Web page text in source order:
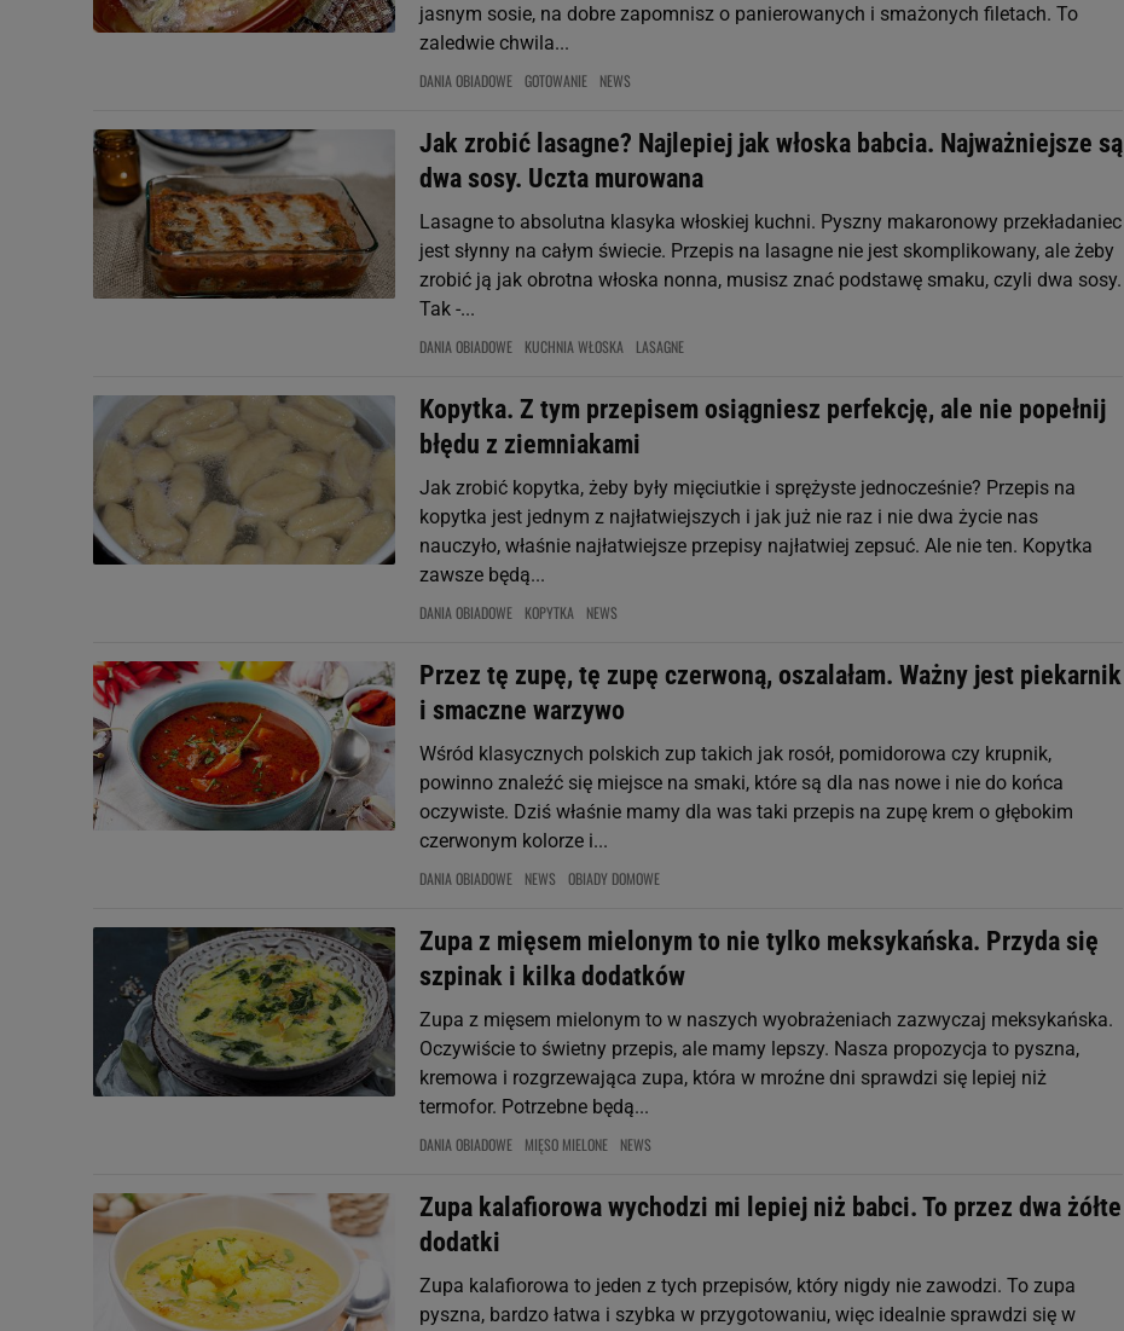
jasnym sosie, na dobre zapomnisz o panierowanych i smażonych filetach. To
zaledwie chwila...
DANIA OBIADOWE GOTOWANIE NEWS
Jak zrobić lasagne? Najlepiej jak włoska babcia. Najważniejsze są
dwa sosy. Uczta murowana
Lasagne to absolutna klasyka włoskiej kuchni. Pyszny makaronowy przekładaniec
jest słynny na całym świecie. Przepis na lasagne nie jest skomplikowany, ale żeby
zrobić ją jak obrotna włoska nonna, musisz znać podstawę smaku, czyli dwa sosy.
Tak -...
DANIA OBIADOWE KUCHNIA WŁOSKA LASAGNE
Kopytka. Z tym przepisem osiągniesz perfekcję, ale nie popełnij
błędu z ziemniakami
Jak zrobić kopytka, żeby były mięciutkie i sprężyste jednocześnie? Przepis na
kopytka jest jednym z najłatwiejszych i jak już nie raz i nie dwa życie nas
nauczyło, właśnie najłatwiejsze przepisy najłatwiej zepsuć. Ale nie ten. Kopytka
zawsze będą...
DANIA OBIADOWE KOPYTKA NEWS
Przez tę zupę, tę zupę czerwoną, oszalałam. Ważny jest piekarnik
i smaczne warzywo
Wśród klasycznych polskich zup takich jak rosół, pomidorowa czy krupnik,
powinno znaleźć się miejsce na smaki, które są dla nas nowe i nie do końca
oczywiste. Dziś właśnie mamy dla was taki przepis na zupę krem o głębokim
czerwonym kolorze i...
DANIA OBIADOWE NEWS OBIADY DOMOWE
Zupa z mięsem mielonym to nie tylko meksykańska. Przyda się
szpinak i kilka dodatków
Zupa z mięsem mielonym to w naszych wyobrażeniach zazwyczaj meksykańska.
Oczywiście to świetny przepis, ale mamy lepszy. Nasza propozycja to pyszna,
kremowa i rozgrzewająca zupa, która w mroźne dni sprawdzi się lepiej niż
termofor. Potrzebne będą...
DANIA OBIADOWE MIĘSO MIELONE NEWS
Zupa kalafiorowa wychodzi mi lepiej niż babci. To przez dwa żółte
dodatki
Zupa kalafiorowa to jeden z tych przepisów, który nigdy nie zawodzi. To zupa
pyszna, bardzo łatwa i szybka w przygotowaniu, więc idealnie sprawdzi się w